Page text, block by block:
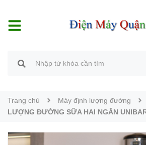
Trang chủ Máy định lượng đường
LƯỢNG ĐƯỜNG SỮA HAI NGĂN